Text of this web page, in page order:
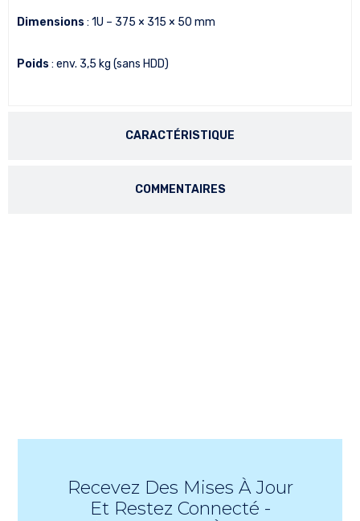
CARACTÉRISTIQUE
COMMENTAIRES
Dimensions : 1U – 375 × 315 × 50 mm
Poids : env. 3,5 kg (sans HDD)
Recevez Des Mises À Jour
Et Restez Connecté -